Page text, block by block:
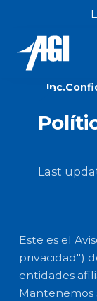
Last
Este es el
privacidad")
entidades
Mantenemos